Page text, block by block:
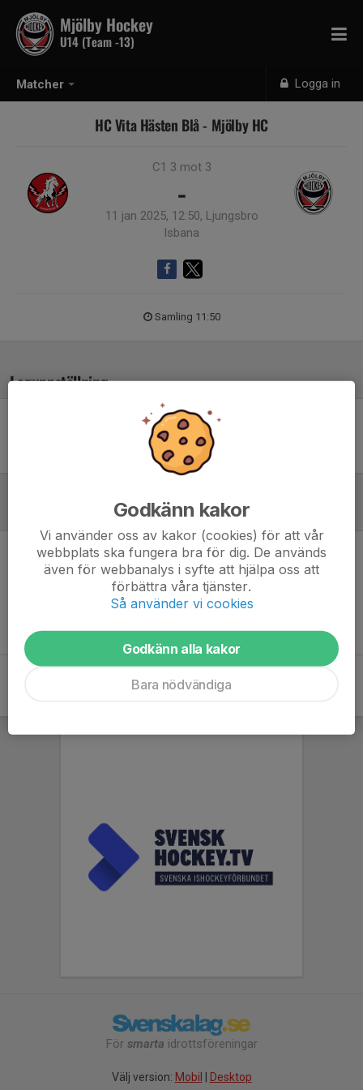
Matcher Logga in
Mjölby Hockey
U14 (Team -13)
HC Vita Hästen Blå - Mjölby HC
C1 3 mot 3
-
11 jan 2025, 12:50, Ljungsbro
Isbana
Samling 11:50
Laguppställning
Ingen uppställning ifylld
Inget referat skrivet
För smarta idrottsföreningar
Välj version: Mobil Desktop
Godkänn kakor
Vi använder oss av kakor (cookies) för att vår
webbplats ska fungera bra för dig. De används
även för webbanalys i syfte att hjälpa oss att
förbättra våra tjänster.
Så använder vi cookies
Godkänn alla kakor
Bara nödvändiga